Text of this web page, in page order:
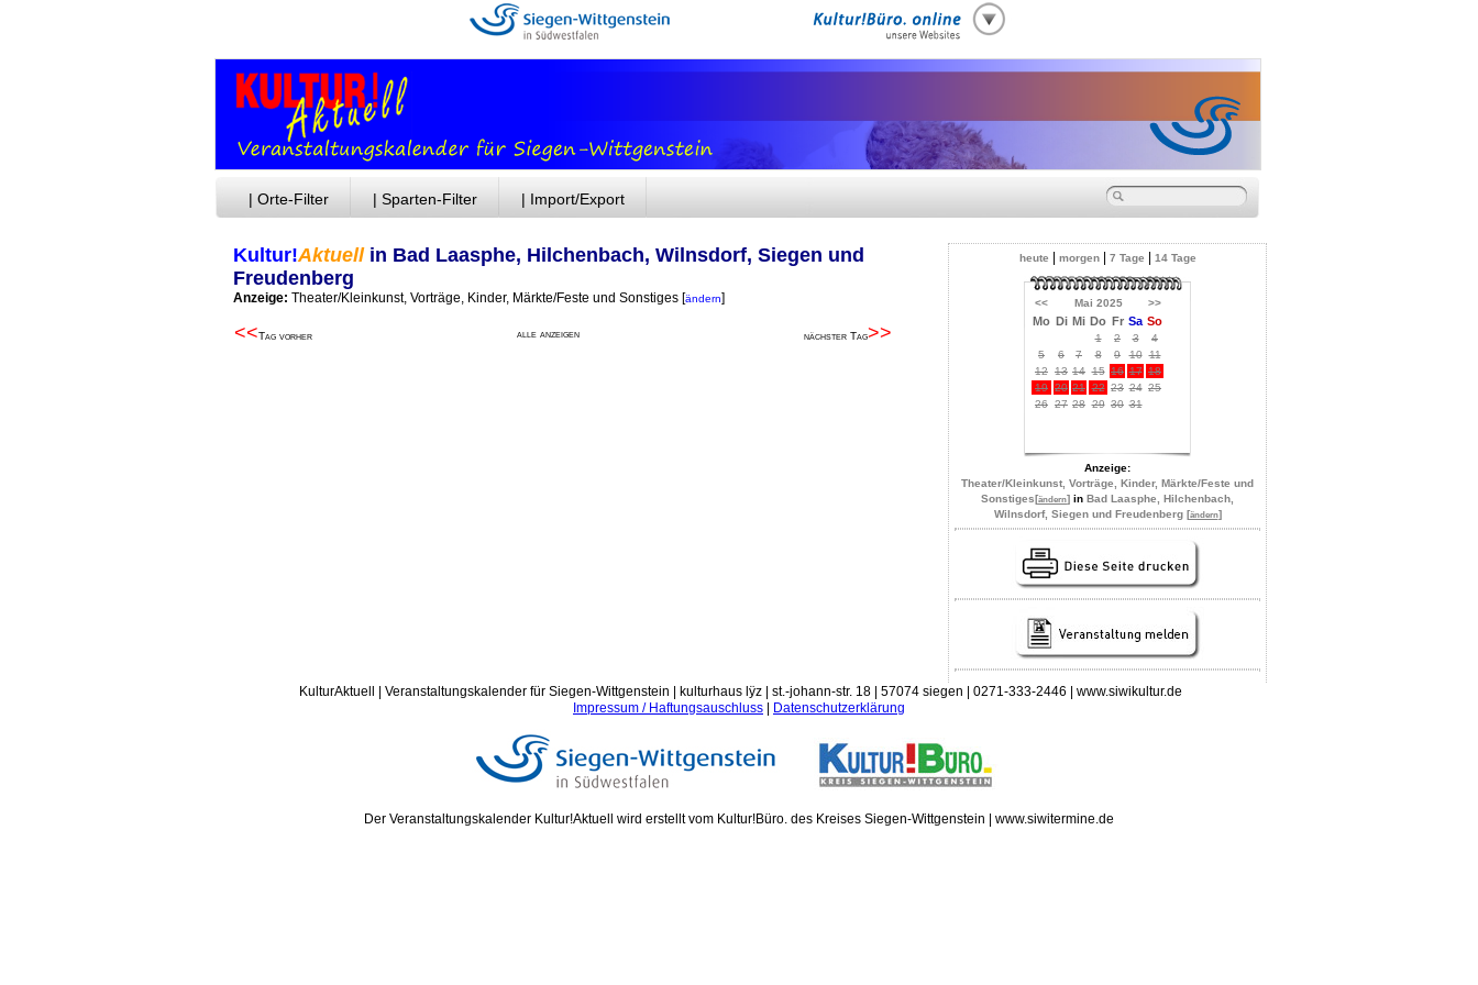
| Orte-Filter | Sparten-Filter | Import/Export
Kultur!Aktuellin Bad Laasphe, Hilchenbach, Wilnsdorf, Siegen und
Freudenberg
Anzeige: Theater/Kleinkunst, Vorträge, Kinder, Märkte/Feste und Sonstiges [ändern]
<<Tag vorher alle anzeigen nächster Tag>>
heute morgen| 7 Tage 14 Tage
<< Mai 2025 >>
Mo Di Mi Do Fr Sa So
1 2 3
4
5
6 7 8 9 10 11
12 13 14 15 16 17 18
19 20 21 22 23 24 25
26 27 28 29 30 31
Anzeige:
Theater/Kleinkunst, Vorträge, Kinder, Märkte/Feste und
Sonstiges[ändern] in Bad Laasphe, Hilchenbach,
Wilnsdorf, Siegen und Freudenberg [ändern]
KulturAktuell | Veranstaltungskalender für Siegen-Wittgenstein | kulturhaus lÿz | st.-johann-str. 18 | 57074 siegen | 0271-333-2446 | www.siwikultur.de
Impressum / Haftungsauschluss
Datenschutzerklärung
Der Veranstaltungskalender Kultur!Aktuell wird erstellt vom Kultur!Büro. des Kreises Siegen-Wittgenstein | www.siwitermine.de